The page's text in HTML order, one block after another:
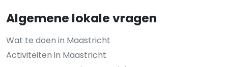
Algemene lokale vragen
Wat te doen in Maastricht
Activiteiten in Maastricht